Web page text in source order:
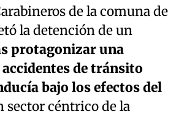
de la comuna de
la detención de un
protagonizar una
de tránsito
bajo los efectos del
sector céntrico de la